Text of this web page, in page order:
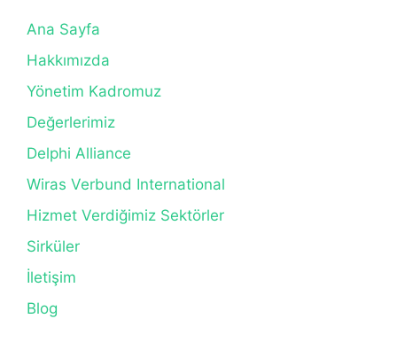
Ana Sayfa
Hakkımızda
Yönetim Kadromuz
Değerlerimiz
Delphi Alliance
Wiras Verbund International
Hizmet Verdiğimiz Sektörler
Sirküler
İletişim
Blog